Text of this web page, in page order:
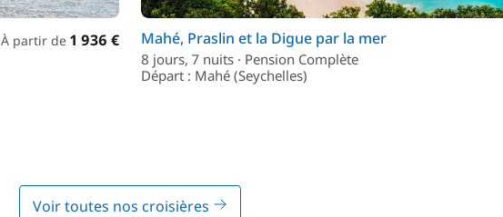
À partir de 1 936 € Mahé, Praslin et la Digue par la mer
8 jours, 7 nuits · Pension Complète
Départ : Mahé (Seychelles)
Voir toutes nos croisières